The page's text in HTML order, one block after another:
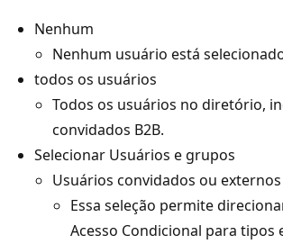
Nenhum
Nenhum usuário está
todos os usuários
Todos os usuários no diretório,
convidados B2B.
Selecionar Usuários e grupos
Usuários convidados ou externos
Essa seleção permite
Acesso Condicional para tipos